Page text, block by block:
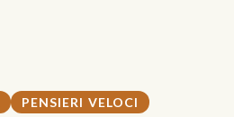
PENSIERI VELOCI